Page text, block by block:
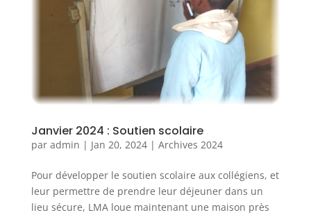
Janvier 2024 : Soutien scolaire
par admin | Jan 20, 2024| Archives 2024
Pour développer le soutien scolaire aux collégiens, et
leur permettre de prendre leur déjeuner dans un
lieu sécure, LMA loue maintenant une maison près